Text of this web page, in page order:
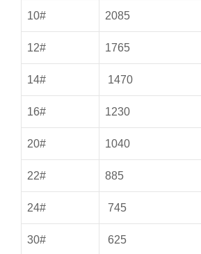
10# 2085
12# 1765
14# 1470
16# 1230
20# 1040
22# 885
24# 745
30# 625